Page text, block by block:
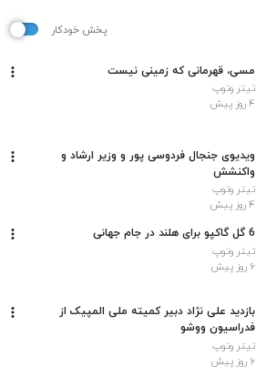
پخش خودکار
مسی، قهرمانی که زمینی نیست
تیتر وتوپ
۴ روز پیش
ویدیوی جنجال فردوسی پور و وزیر ارشاد و
واکنشش
تیتر وتوپ
۴ روز پیش
6 گل گاکپو برای هلند در جام جهانی
تیتر وتوپ
۶ روز پیش
بازدید علی نژاد دبیر کمیته ملی المپیک از
فدراسیون ووشو
تیتر وتوپ
۶ روز پیش